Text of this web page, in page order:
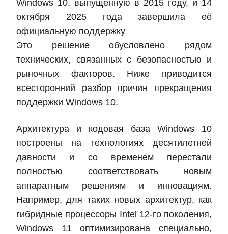
Windows 10, выпущенную в 2015 году, и 14
октября 2025 года завершила её
официальную поддержку
Это решение обусловлено рядом
технических, связанных с безопасностью и
рыночных факторов. Ниже приводится
всесторонний разбор причин прекращения
поддержки Windows 10.
Архитектура и кодовая база Windows 10
построены на технологиях десятилетней
давности и со временем перестали
полностью соответствовать новым
аппаратным решениям и инновациям.
Например, для таких новых архитектур, как
гибридные процессоры Intel 12‑го поколения,
Windows 11 оптимизирована специально,